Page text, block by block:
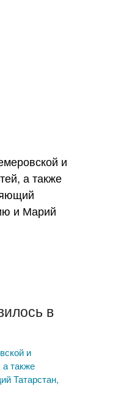
в
и
также
Татарстан,